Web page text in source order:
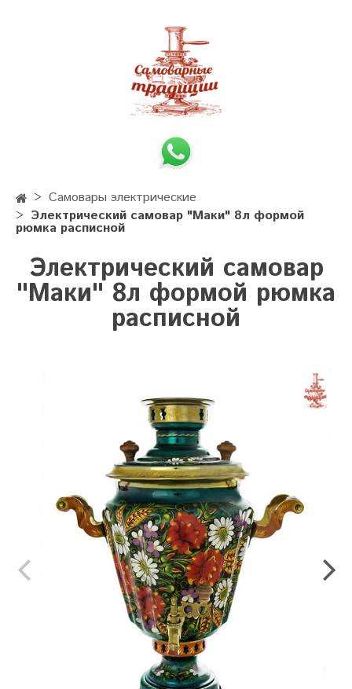
Самовары электрические
Электрический самовар "Маки" 8л формой
рюмка расписной
Электрический самовар
"Маки" 8л формой рюмка
расписной